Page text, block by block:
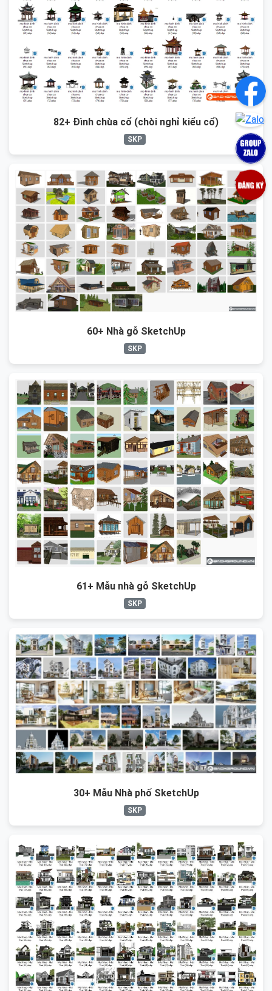
82+ Đình chùa cổ (chòi nghỉ kiểu cổ)
SKP
60+ Nhà gỗ SketchUp
SKP
61+ Mẫu nhà gỗ SketchUp
SKP
30+ Mẫu Nhà phố SketchUp
SKP